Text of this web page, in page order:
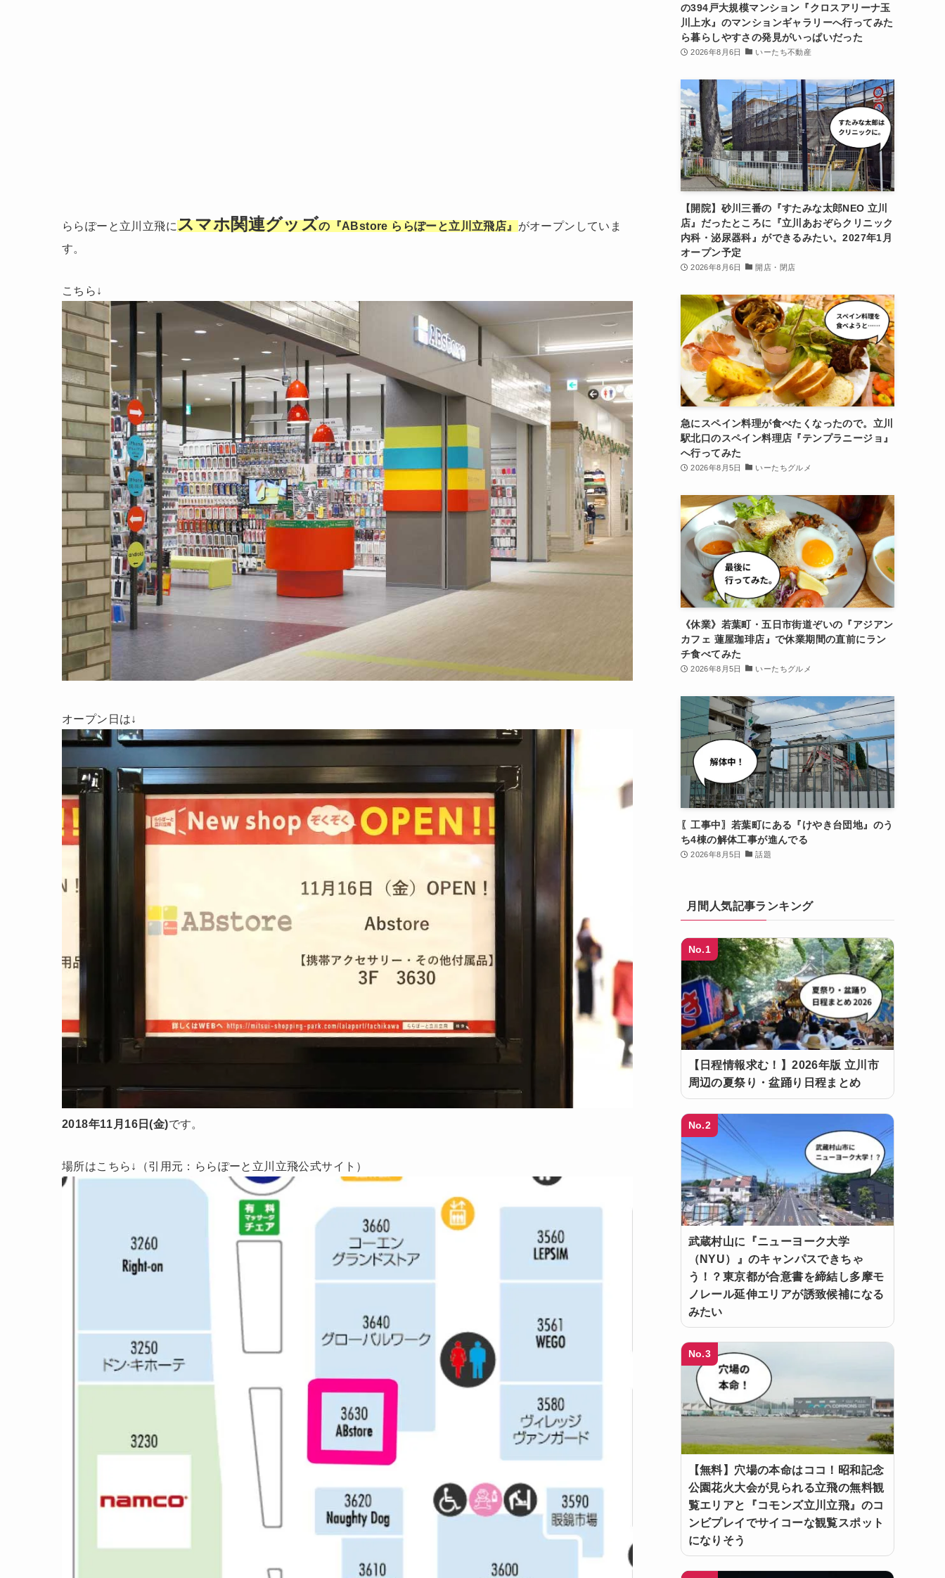
ららぽーと立川立飛にスマホ関連グッズの『ABstore ららぽーと立川立飛店』 がオープンしていま
す。
こちら↓
オープン日は↓
2018年11月16日(金)です。
場所はこちら↓（引用元：ららぽーと立川立飛公式サイト）
の394戸大規模マンション『クロスアリーナ玉
川上水』のマンションギャラリーへ行ってみた
ら暮らしやすさの発見がいっぱいだった
2026年8月6日 いーたち不動産
【開院】砂川三番の『すたみな太郎NEO 立川
店』だったところに『立川あおぞらクリニック
内科・泌尿器科』ができるみたい。2027年1月
オープン予定
2026年8月6日 開店・閉店
急にスペイン料理が食べたくなったので。立川
駅北口のスペイン料理店『テンプラニージョ』
へ行ってみた
2026年8月5日 いーたちグルメ
《休業》若葉町・五日市街道ぞいの『アジアン
カフェ 蓮屋珈琲店』で休業期間の直前にラン
チ食べてみた
2026年8月5日 いーたちグルメ
〖工事中〗若葉町にある『けやき台団地』のう
ち4棟の解体工事が進んでる
2026年8月5日 話題
月間人気記事ランキング
No.1
【日程情報求む！】2026年版 立川市
周辺の夏祭り・盆踊り日程まとめ
No.2
武蔵村山に『ニューヨーク大学
（NYU）』のキャンパスできちゃ
う！？東京都が合意書を締結し多摩モ
ノレール延伸エリアが誘致候補になる
みたい
No.3
【無料】穴場の本命はココ！昭和記念
公園花火大会が見られる立飛の無料観
覧エリアと『コモンズ立川立飛』のコ
ンビプレイでサイコーな観覧スポット
になりそう